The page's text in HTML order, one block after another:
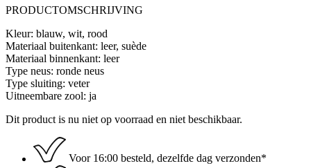
PRODUCTOMSCHRIJVING
Kleur: blauw, wit, rood
Materiaal buitenkant: leer, suède
Materiaal binnenkant: leer
Type neus: ronde neus
Type sluiting: veter
Uitneembare zool: ja
Dit product is nu niet op voorraad en niet beschikbaar.
Voor 16:00 besteld, dezelfde dag verzonden*